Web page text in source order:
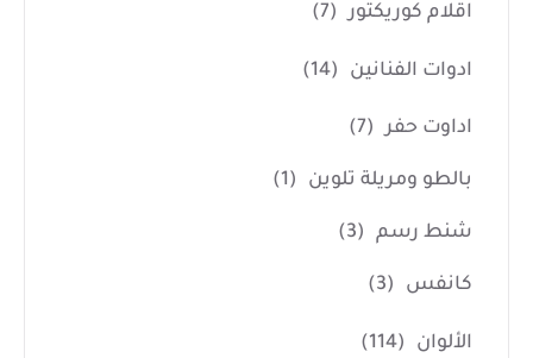
اقلام كوريكتور (7)
ادوات الفنانين (14)
اداوت حفر (7)
بالطو ومريلة تلوين (1)
شنط رسم (3)
كانفس (3)
الألوان (114)